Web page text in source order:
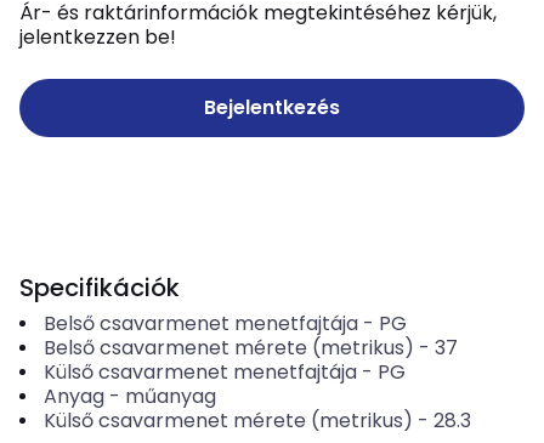
Ár- és raktárinformációk megtekintéséhez kérjük,
jelentkezzen be!
Bejelentkezés
Specifikációk
Belső csavarmenet menetfajtája- PG
Belső csavarmenet mérete (metrikus) - 37
Külső csavarmenet menetfajtája- PG
Anyag- műanyag
Külső csavarmenet mérete (metrikus) - 28.3